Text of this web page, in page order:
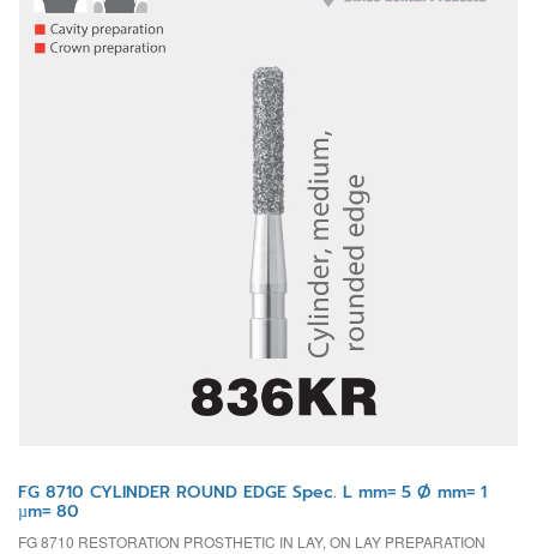
FG 8710 CYLINDER ROUND EDGE Spec. L mm= 5 Ø mm= 1
µm= 80
FG 8710 RESTORATION PROSTHETIC IN LAY, ON LAY PREPARATION